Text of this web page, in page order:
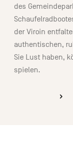
des
der Viroin
authentischen,
Sie Lust haben,
spielen.